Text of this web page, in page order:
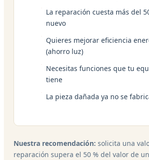
La reparación cuesta más del
nuevo
Quieres mejorar eficiencia
(ahorro luz)
Necesitas funciones que tu
tiene
La pieza dañada ya no se
Nuestra recomendación: solicita una
reparación supera el 50 % del valor de